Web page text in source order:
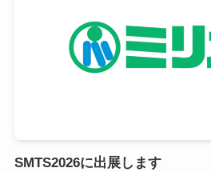
SMTS2026に出展します